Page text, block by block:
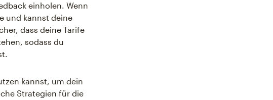
einholen. Wenn
und kannst deine
dass deine Tarife
sodass du
kannst, um dein
Strategien für die